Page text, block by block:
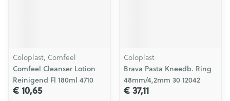
Coloplast, Comfeel
Comfeel Cleanser Lotion
Reinigend Fl 180ml 4710
€ 10,65
Coloplast
Brava Pasta Kneedb. Ring
48mm/4,2mm 30 12042
€ 37,11